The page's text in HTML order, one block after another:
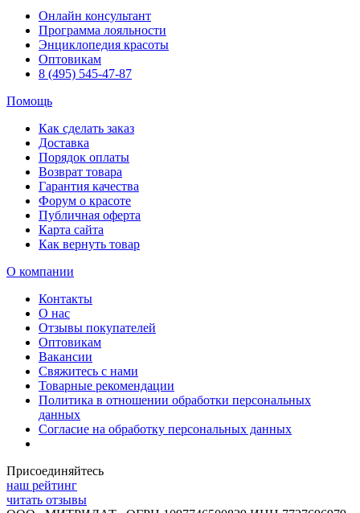
Онлайн консультант
Программа лояльности
Энциклопедия красоты
Оптовикам
8 (495) 545-47-87
Помощь
Как сделать заказ
Доставка
Порядок оплаты
Возврат товара
Гарантия качества
Форум о красоте
Публичная оферта
Карта сайта
Как вернуть товар
О компании
Контакты
О нас
Отзывы покупателей
Оптовикам
Вакансии
Свяжитесь с нами
Товарные рекомендации
Политика в отношении обработки персональных
данных
Согласие на обработку персональных данных
Присоединяйтесь
наш рейтинг
читать отзывы